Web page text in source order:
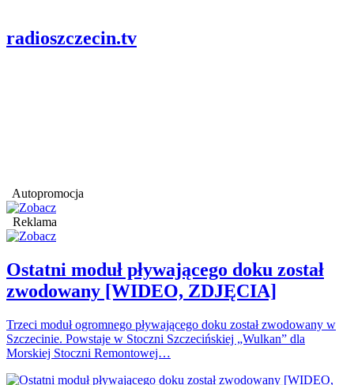
radioszczecin.tv
Autopromocja
Reklama
Ostatni moduł pływającego doku został
zwodowany [WIDEO, ZDJĘCIA]
Trzeci moduł ogromnego pływającego doku został zwodowany w
Szczecinie. Powstaje w Stoczni Szczecińskiej „Wulkan” dla
Morskiej Stoczni Remontowej…